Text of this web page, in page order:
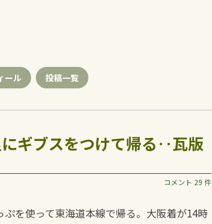
ール 投稿一覧
ギブスをつけて帰る‥瓦版
コメント 29 件
を使って東海道本線で帰る。大阪着が14時